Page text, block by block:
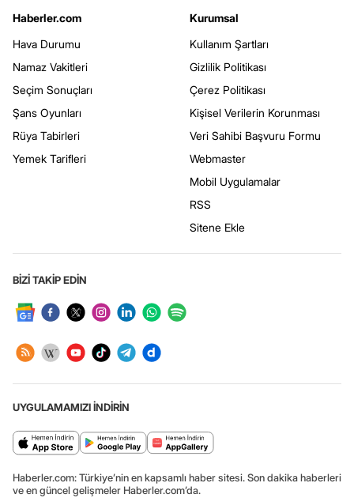
Haberler.com
Hava Durumu
Namaz Vakitleri
Seçim Sonuçları
Şans Oyunları
Rüya Tabirleri
Yemek Tarifleri
Kurumsal
Kullanım Şartları
Gizlilik Politikası
Çerez Politikası
Kişisel Verilerin Korunması
Veri Sahibi Başvuru Formu
Webmaster
Mobil Uygulamalar
RSS
Sitene Ekle
BİZİ TAKİP EDİN
UYGULAMAMIZI İNDİRİN
Haberler.com: Türkiye’nin en kapsamlı haber sitesi. Son dakika haberleri
ve en güncel gelişmeler Haberler.com’da.